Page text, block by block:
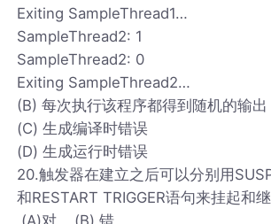
Exiting SampleThread1…
SampleThread2: 1
SampleThread2: 0
Exiting SampleThread2…
(B) 每次执行该程序都得到随机的输
(C) 生成编译时错误
(D) 生成运行时错误
20.触发器在建立之后可以分别用
和RESTART TRIGGER语句来挂起和
(A)对 (B) 错